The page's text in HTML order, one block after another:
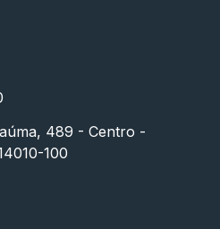
489 - Centro -
100